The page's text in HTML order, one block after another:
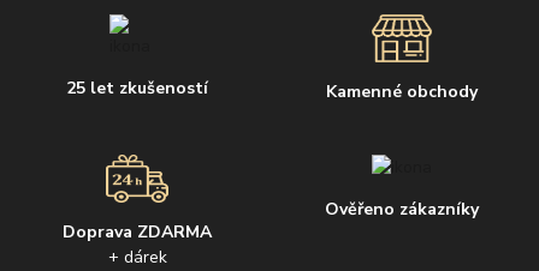
25 let zkušeností Kamenné obchody
Doprava ZDARMA
+ dárek
Ověřeno zákazníky